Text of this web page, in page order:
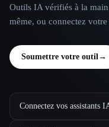
Outils IA vérifiés à la
même, ou connectez
Soumettre votre outil→
Connectez vos assistants